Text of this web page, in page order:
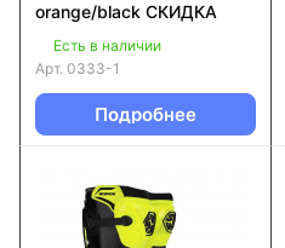
orange/black СКИДКА
Есть в наличии
Арт. 0333-1
Подробнее